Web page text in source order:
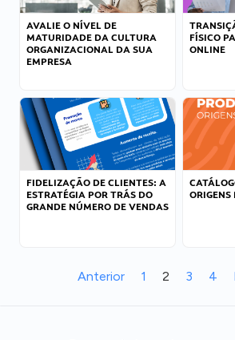
AVALIE O NÍVEL DE
MATURIDADE DA CULTURA
ORGANIZACIONAL DA SUA
EMPRESA
FÍSICO
ONLINE
FIDELIZAÇÃO DE CLIENTES: A
ESTRATÉGIA POR TRÁS DO
GRANDE NÚMERO DE VENDAS
Anterior 1 2 3 4